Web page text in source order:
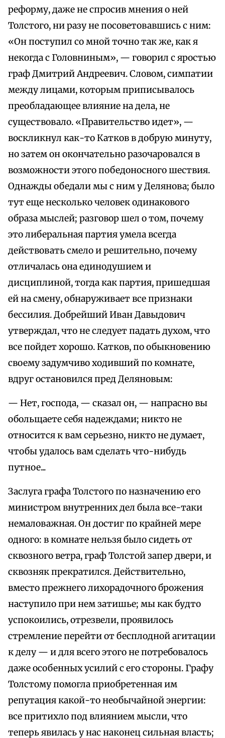
реформу, даже не спросив мнения о ней
Толстого, ни разу не посоветовавшись с ним:
«Он поступил со мной точно так же, как я
некогда с Головниным», — говорил с яростью
граф Дмитрий Андреевич. Словом, симпатии
между лицами, которым приписывалось
преобладающее влияние на дела, не
существовало. «Правительство идет», —
воскликнул как-то Катков в добрую минуту,
но затем он окончательно разочаровался в
возможности этого победоносного шествия.
Однажды обедали мы с ним у Делянова; было
тут еще несколько человек одинакового
образа мыслей; разговор шел о том, почему
это либеральная партия умела всегда
действовать смело и решительно, почему
отличалась она единодушием и
дисциплиной, тогда как партия, пришедшая
ей на смену, обнаруживает все признаки
бессилия. Добрейший Иван Давыдович
утверждал, что не следует падать духом, что
все пойдет хорошо. Катков, по обыкновению
своему задумчиво ходивший по комнате,
вдруг остановился пред Деляновым:
— Нет, господа, — сказал он, — напрасно вы
обольщаете себя надеждами; никто не
относится к вам серьезно, никто не думает,
чтобы удалось вам сделать что-нибудь
путное...
Заслуга графа Толстого по назначению его
министром внутренних дел была все-таки
немаловажная. Он достиг по крайней мере
одного: в комнате нельзя было сидеть от
сквозного ветра, граф Толстой запер двери, и
сквозняк прекратился. Действительно,
вместо прежнего лихорадочного брожения
наступило при нем затишье; мы как будто
успокоились, отрезвели, проявилось
стремление перейти от бесплодной агитации
к делу — и для всего этого не потребовалось
даже особенных усилий с его стороны. Графу
Толстому помогла приобретенная им
репутация какой-то необычайной энергии:
все притихло под влиянием мысли, что
теперь явилась у нас наконец сильная власть;